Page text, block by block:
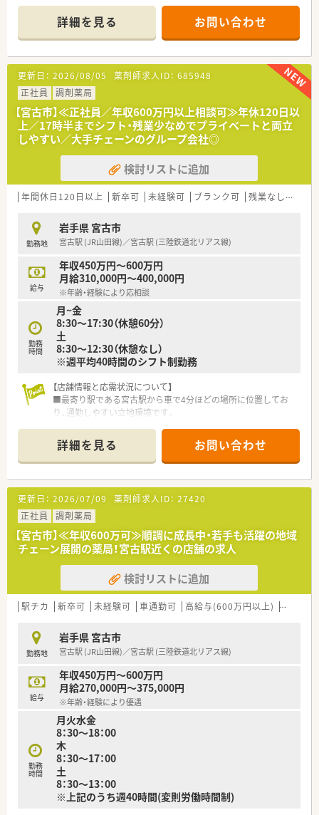
☆宮古駅から徒歩5分程度の立地です！
お車での通勤ももちろん可能です◎
☆面対応ですが近隣は精神科クリニック、小児科クリニック、宮
古市内でも昔からなじみのある病院から広く処方箋を応需して
います。
＜企業紹介＞
★北海道・東北で高いシェアを誇る業界トップ企業！
北海道を中心に23都道府県に約1,274店舗（内調剤300店舗）展開
中のドラッグストアチェーンです。
グループを含めると2,382店舗と業界最大規模な上に、最近では
ASEAN初の「日本式ドラッグストア」と
してタイへの海外進出を果たしグローバル企業の仲間入りをし
ています。
病院門前･併設型･ドライブスルー型・専門店と患者様ニーズに応
えるべく多様な形態を展開しています。
全店にグループ独自の調剤監査システムを導入しており、調剤機
器なども統一することでどの店舗でも
均一化された質の高い医療を提供できる環境作りをされていま
す。
★充実した研修制度で自身の能力を最大化する！
中途入社の方は、ＯＪＴ研修が基本となりますが、グループ企業
全体の症例・ノウハウ等、ナレッジの共有
と蓄積がなされており、興味がある事や疑問点はいつでも情報を
引き出せる環境があります。
ー等の多種多様なセミナー開催やツルハ
グループ学術発表大会など学びの機会が多いです。
薬局長以降は、「SV⇒調剤部長⇒調剤本部長」といった現場での
キャリアップ以外に、薬事教育部
（薬事Gr・教育Gr・システムGr・薬学実務教育指導Gr）・在宅推進部
などといった運営側へのキャリア
パスも用意されています。
★長く安心・安定した勤務を確保できる福利厚生が充実！
傷病による長期休業または退職後、会社から給与支給がなくなっ
た後も、６０歳まで給与が保障される
「ツルハグループLTD制度」を導入しており、万が一の際も本人と
家族の生活を支えてくれます。
育児短時間勤務制度は、272名の方が利用中、お子様が小学校３
年生が終了する迄利用可能です。
管理職の方にはストックオプションの権利(決められた価格で株
借上げ社宅制度では、業界では珍しく自分の好きな物件を選ぶ事
ができるので、納得した物件に居住
する事が可能です。
詳細を見る お問い合わせ
更新日： 2026/08/05 薬剤師求人ID： 685948
正社員
調剤薬局
【宮古市】≪正社員／年収600万円以上相談可≫年休120日以
上／17時半までシフト・残業少なめでプライベートと両立
しやすい／大手チェーンのグループ会社◎
検討リストに追加
年間休日120日以上 新卒可 未経験可 ブランク可 残業なし(ほぼなし含む)
勤務地
岩手県 宮古市
宮古駅 (JR山田線)／宮古駅 (三陸鉄道北リアス線)
給与
年収450万円～600万円
月給310,000円～400,000円
※年齢・経験により応相談
勤務
時間
月~金
8:30～17:30（休憩60分）
土
8:30～12:30（休憩なし）
※週平均40時間のシフト制勤務
【店舗情報と応需状況について】
■最寄り駅である宮古駅から車で4分ほどの場所に位置してお
り、通勤しやすい立地環境です。
6割、内科が4割です。
■薬剤師は常勤2名、事務員2名体制で、処方箋枚数は1日10枚程
度と落ち着いています。
【法人特徴について】
■全国に400店舗以上を展開し、東北地方だけでも40店舗以上を
運営する大手法人のグループ会社の薬局です。
■東証プライム上場企業である東邦ホールディングスのグルー
プ会社であり、安定した経営基盤を誇ります。
■専門・認定薬剤師の資格取得を支援する手当が充実しており、
専門性を高めたい方が活躍中です。
【こんな方にオススメ】
■年間休日120日以上、残業も非常に少ないため、ワークライフ
■東証プライム上場企業のグループ会社なので、安定した経営基
盤のもとで長く働きたい方に最適です。
■転居を伴う異動がないため、地域に根ざしてじっくりと患者様
と向き合いたい方におすすめです。
詳細を見る お問い合わせ
更新日： 2026/07/09 薬剤師求人ID： 27420
正社員
調剤薬局
【宮古市】≪年収600万可≫順調に成長中・若手も活躍の地域
チェーン展開の薬局！宮古駅近くの店舗の求人
検討リストに追加
駅チカ 新卒可 未経験可 車通勤可 高給与(600万円以上) 寮・借
勤務地
岩手県 宮古市
宮古駅 (JR山田線)／宮古駅 (三陸鉄道北リアス線)
給与
年収450万円～600万円
月給270,000円～375,000円
※年齢・経験により優遇
勤務
時間
月火水金
8：30～18：00
木
8：30～17：00
土
8：30～13：00
※上記のうち週40時間(変則労働時間制)